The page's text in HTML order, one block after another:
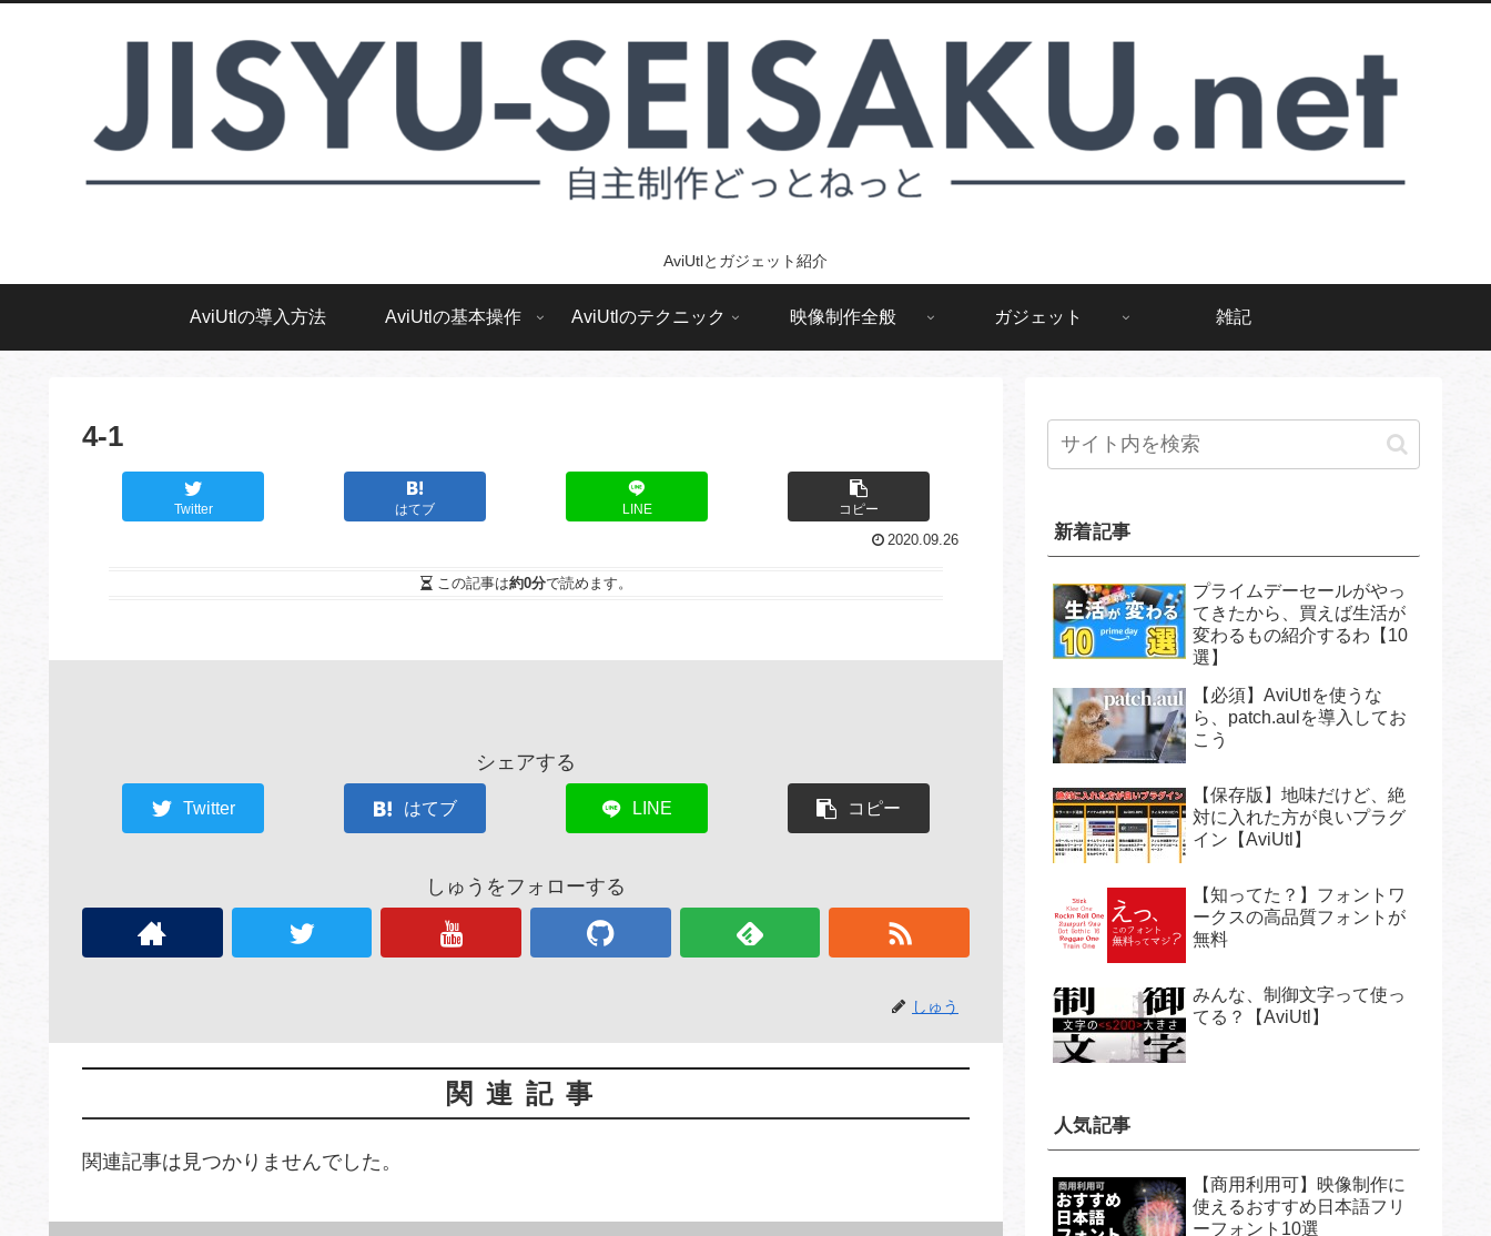
AviUtlとガジェット紹介
AviUtlの導入方法 AviUtlの基本操作 AviUtlのテクニック 映像制作全般 ガジェット 雑記
4-1
Twitter はてブ LINE コピー
2020.09.26
この記事は約0分で読めます。
シェアする
Twitter はてブ LINE コピー
しゅうをフォローする
しゅう
関連記事
関連記事は見つかりませんでした。
新着記事
プライムデーセールがやっ
てきたから、買えば生活が
変わるもの紹介するわ【10
選】
【必須】AviUtlを使うな
ら、patch.aulを導入してお
こう
【保存版】地味だけど、絶
対に入れた方が良いプラグ
イン【AviUtl】
【知ってた？】フォントワ
ークスの高品質フォントが
無料
みんな、制御文字って使っ
てる？【AviUtl】
人気記事
【商用利用可】映像制作に
使えるおすすめ日本語フリ
ーフォント10選